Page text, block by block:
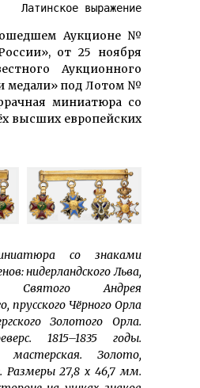
Латинское выражение
Аукционе №
от 25 ноября
Аукционного
медали» под Лотом №
миниатюра со
высших европейских
со знаками
нидерландского Льва,
Святого Андрея
прусского Чёрного Орла
Золотого Орла.
1815–1835 годы.
мастерская. Золото,
Размеры 27,8x 46,7 мм.